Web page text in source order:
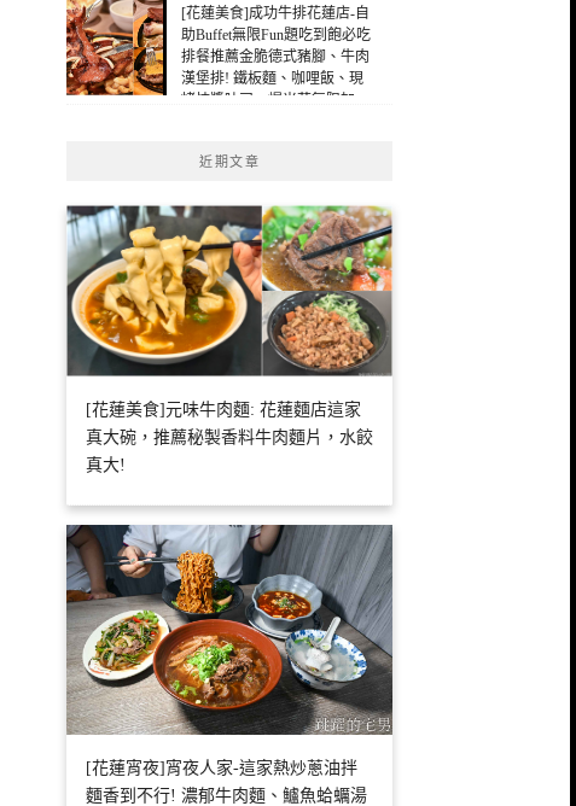
覽：441)
[花蓮美食]成功牛排花蓮店-自
助Buffet無限Fun題吃到飽必吃
排餐推薦金脆德式豬腳、牛肉
漢堡排! 鐵板麵、咖哩飯、現
烤抹醬吐司、爆米花無限加，
近期文章
[花蓮美食]元味牛肉麵: 花蓮麵店這家
真大碗，推薦秘製香料牛肉麵片，水餃
真大!
[花蓮宵夜]宵夜人家-這家熱炒蔥油拌
麵香到不行! 濃郁牛肉麵、鱸魚蛤蠣湯